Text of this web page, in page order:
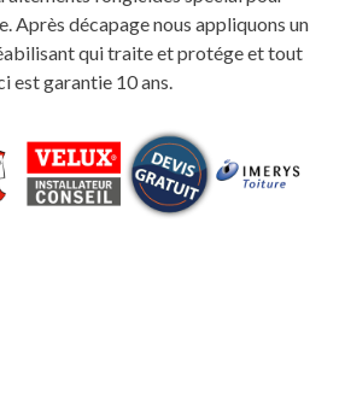
Après décapage nous appliquons un
qui traite et protége et tout
est garantie 10 ans.